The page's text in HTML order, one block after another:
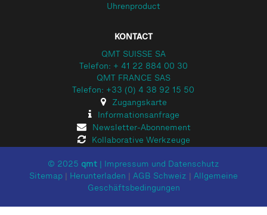
Uhrenproduct
KONTACT
QMT SUISSE SA
Telefon: + 41 22 884 00 30
QMT FRANCE SAS
Telefon: +33 (0) 4 38 92 15 50
Zugangskarte
Informationsanfrage
Newsletter-Abonnement
Kollaborative Werkzeuge
© 2025 qmt
Impressum und Datenschutz
Sitemap
Herunterladen AGB Schweiz
Allgemeine
Geschäftsbedingungen